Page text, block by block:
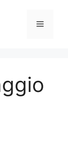
Menu